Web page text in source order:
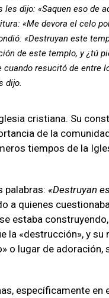
dijo: «Saquen eso de
«Me devora el celo
«Destruyan este
de este templo, y ¿tú
resucitó de entre
dijo.
cristiana. Su
de la
tiempos de la
palabras: «Destruyan
a quienes
estaba
la «destrucción», y su
o lugar de adoración,
específicamente en